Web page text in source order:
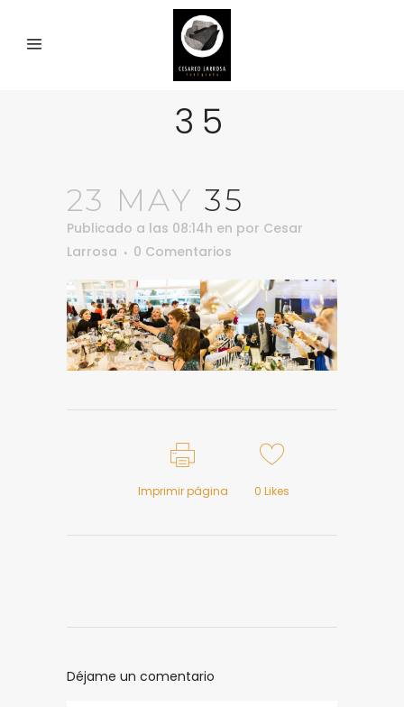
35
23 MAY 35
Publicado a las 08:14h en por Cesar
Larrosa
0 Comentarios
Imprimir página 0 Likes
Déjame un comentario